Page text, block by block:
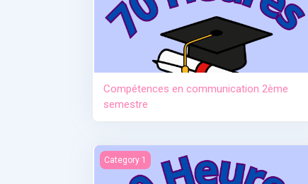
Compétences en communication 2ème
semestre
L'allaitement au fil du temps (de la
Category 1